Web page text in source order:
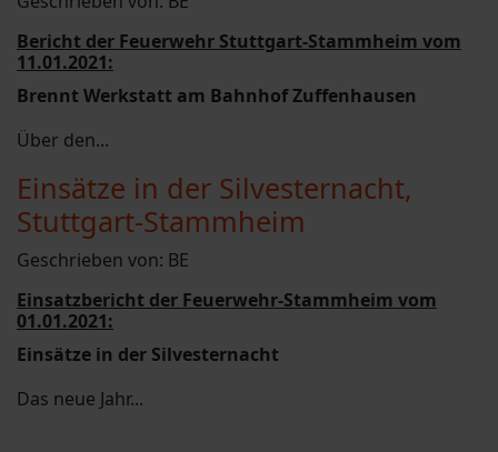
Bericht der Feuerwehr Stuttgart-Stammheim vom
11.01.2021:
Brennt Werkstatt am Bahnhof Zuffenhausen
Über den...
Einsätze in der Silvesternacht,
Stuttgart-Stammheim
Geschrieben von: BE
Einsatzbericht der Feuerwehr-Stammheim vom
01.01.2021:
Einsätze in der Silvesternacht
Das neue Jahr...